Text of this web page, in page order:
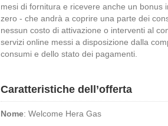
mesi di fornitura e ricevere anche un bonus
zero - che andrà a coprire una parte dei
nessun costo di attivazione o interventi al
servizi online messi a disposizione dalla
consumi e dello stato dei pagamenti.
Caratteristiche dell’offerta
Nome: Welcome Hera Gas